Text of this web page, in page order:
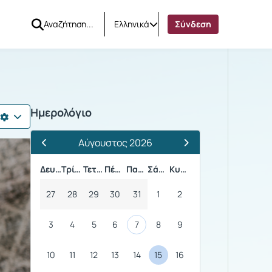
Ελληνικά Σύνδεση
Ημερολόγιο
Προηγούμενος Μήνας
Αύγουστος 2026
Επόμενος Μήνας
Δευτέρα
Τρίτη Τετάρτη Πέμπτη Παρασκευή Σάββατο Κυριακή
27 28 29 30 31 1 2
3 4 5 6 7 8 9
10 11 12 13 14 15 16